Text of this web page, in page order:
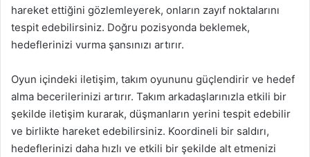
hareket ettiğini gözlemleyerek, onların zayıf noktalarını
tespit edebilirsiniz. Doğru pozisyonda beklemek,
hedeflerinizi vurma şansınızı artırır.
Oyun içindeki iletişim, takım oyununu güçlendirir ve hedef
alma becerilerinizi artırır. Takım arkadaşlarınızla etkili bir
şekilde iletişim kurarak, düşmanların yerini tespit edebilir
ve birlikte hareket edebilirsiniz. Koordineli bir saldırı,
hedeflerinizi daha hızlı ve etkili bir şekilde alt etmenizi